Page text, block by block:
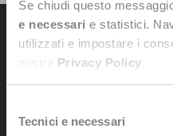
Se chiudi questo
e necessari e statistici.
utilizzati e impostare i
Privacy Policy
delTecnici e necessari
Dedagroup Stealth
Siège sociale et administratif:
Tel. +39 0461 997111 -